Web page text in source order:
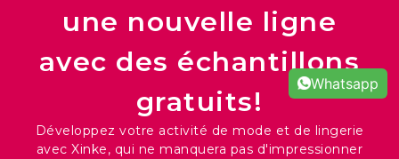
une nouvelle ligne
avec des échantillons
gratuits!
Développez votre activité de mode et de lingerie
avec Xinke, qui ne manquera pas d'impressionner
Whatsapp